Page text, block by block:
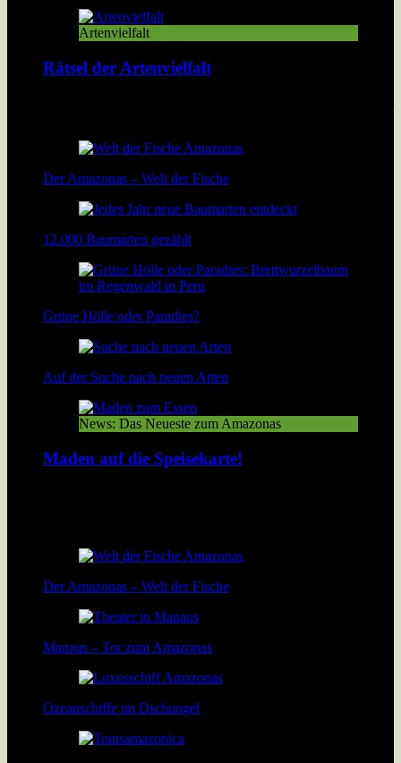
Artenvielfalt
Rätsel der Artenvielfalt
Der Amazonas – Welt der Fische
12.000 Baumarten gezählt
Grüne Hölle oder Paradies?
Auf der Suche nach neuen Arten
News: Das Neueste zum Amazonas
Maden auf die Speisekarte!
Der Amazonas – Welt der Fische
Manaus – Tor zum Amazonas
Ozeanschiffe im Dschungel